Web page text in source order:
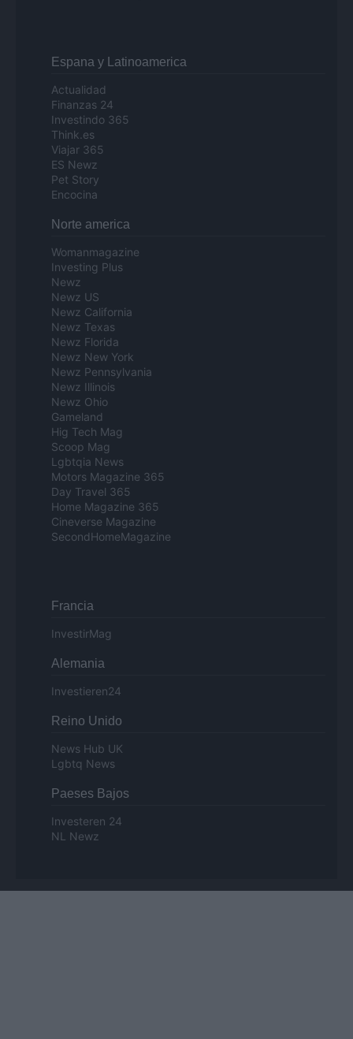
Espana y Latinoamerica
Actualidad
Finanzas 24
Investindo 365
Think.es
Viajar 365
ES Newz
Pet Story
Encocina
Norte america
Womanmagazine
Investing Plus
Newz
Newz US
Newz California
Newz Texas
Newz Florida
Newz New York
Newz Pennsylvania
Newz Illinois
Newz Ohio
Gameland
Hig Tech Mag
Scoop Mag
Lgbtqia News
Motors Magazine 365
Day Travel 365
Home Magazine 365
Cineverse Magazine
SecondHomeMagazine
Francia
InvestirMag
Alemania
Investieren24
Reino Unido
News Hub UK
Lgbtq News
Paeses Bajos
Investeren 24
NL Newz